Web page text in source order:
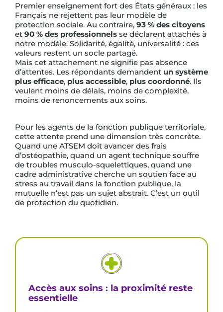
Premier enseignement fort des États généraux : les
Français ne rejettent pas leur modèle de
protection sociale. Au contraire, 93 % des citoyens
et 90 % des professionnels se déclarent attachés à
notre modèle. Solidarité, égalité, universalité : ces
valeurs restent un socle partagé.
Mais cet attachement ne signifie pas absence
d’attentes. Les répondants demandent un système
plus efficace, plus accessible, plus coordonné. Ils
veulent moins de délais, moins de complexité,
moins de renoncements aux soins.
Pour les agents de la fonction publique territoriale,
cette attente prend une dimension très concrète.
Quand une ATSEM doit avancer des frais
d’ostéopathie, quand un agent technique souffre
de troubles musculo-squelettiques, quand une
cadre administrative cherche un soutien face au
stress au travail dans la fonction publique, la
mutuelle n’est pas un sujet abstrait. C’est un outil
de protection du quotidien.
Accès aux soins : la proximité reste
essentielle